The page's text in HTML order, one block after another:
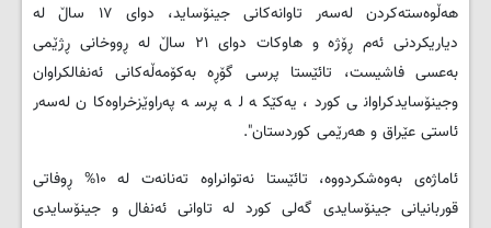
هەڵوەستەکردن لەسەر تاوانەکانی جینۆساید، دوای ۱۷ ساڵ لە
دیاریکردنی ئەم ڕۆژە و هاوکات دوای ۲۱ ساڵ لە ڕووخانی ڕژێمی
بەعسی فاشیست، تائێستا پرسی گۆڕە بەکۆمەڵەکانی ئەنفالکراوان
وجینۆسایدکراوانی کورد، یەکێکە لە پرسە پەراوێزخراوەکان لەسەر
ئاستی عێراق و هەرێمی کوردستان".
ئاماژه‌ی به‌وه‌شکردووه‌، تائێستا نەتوانراوە تەنانەت لە ۱۰% ڕوفاتی
قوربانیانی جینۆسایدی گەلی کورد لە تاوانی ئەنفال و جینۆسایدی